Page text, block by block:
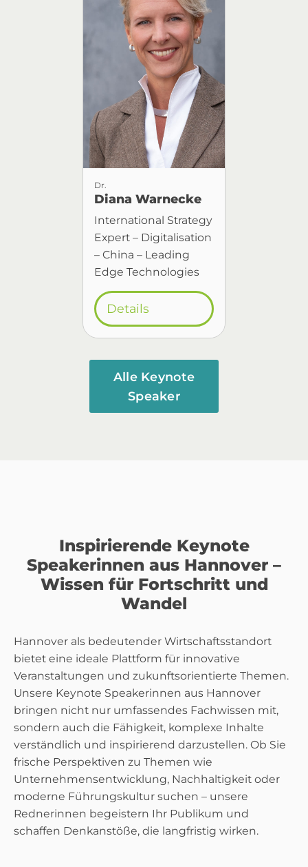
Dr.
Diana Warnecke
International Strategy
Expert – Digitalisation
– China – Leading
Edge Technologies
Details
Alle Keynote
Speaker
Inspirierende Keynote
Speakerinnen aus Hannover –
Wissen für Fortschritt und
Wandel
Hannover als bedeutender Wirtschaftsstandort
bietet eine ideale Plattform für innovative
Veranstaltungen und zukunftsorientierte Themen.
Unsere Keynote Speakerinnen aus Hannover
bringen nicht nur umfassendes Fachwissen mit,
sondern auch die Fähigkeit, komplexe Inhalte
verständlich und inspirierend darzustellen. Ob Sie
frische Perspektiven zu Themen wie
Unternehmensentwicklung, Nachhaltigkeit oder
moderne Führungskultur suchen – unsere
Rednerinnen begeistern Ihr Publikum und
schaffen Denkanstöße, die langfristig wirken.